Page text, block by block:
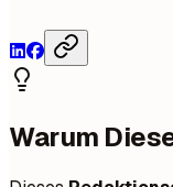
Warum